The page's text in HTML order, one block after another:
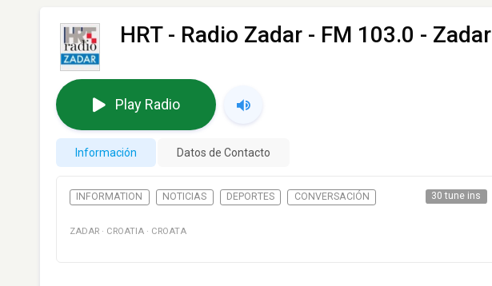
HRT - Radio Zadar - FM 103.0 - Zadar
Play Radio
Información Datos de Contacto
INFORMATION NOTICIAS DEPORTES CONVERSACIÓN 30 tune ins
ZADAR · CROATIA · CROATA